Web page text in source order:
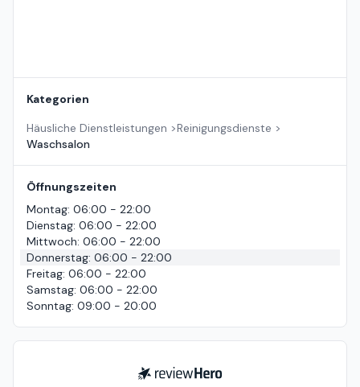
Kategorien
Häusliche Dienstleistungen >Reinigungsdienste >
Waschsalon
Öffnungszeiten
Montag: 06:00 - 22:00
Dienstag: 06:00 - 22:00
Mittwoch: 06:00 - 22:00
Donnerstag: 06:00 - 22:00
Freitag: 06:00 - 22:00
Samstag: 06:00 - 22:00
Sonntag: 09:00 - 20:00
ReviewHero